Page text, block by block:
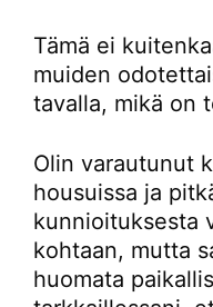
Tämä ei
muiden
tavalla, mikä on
Olin varautunut
housuissa ja
kunnioituksesta
kohtaan, mutta
huomata